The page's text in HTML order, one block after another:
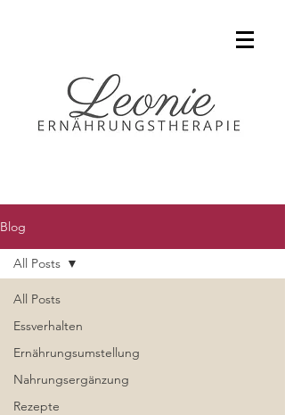
Blog
All Posts
Essverhalten
Ernährungsumstellung
Nahrungsergänzung
Rezepte
All Posts